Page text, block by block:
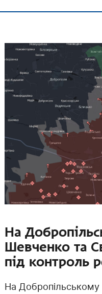
На
Шевченко та
під контроль
На Добропільському